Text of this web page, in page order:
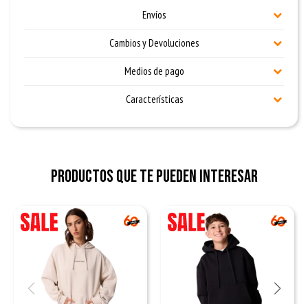
Envíos
Cambios y Devoluciones
Medios de pago
Características
Productos que te pueden interesar